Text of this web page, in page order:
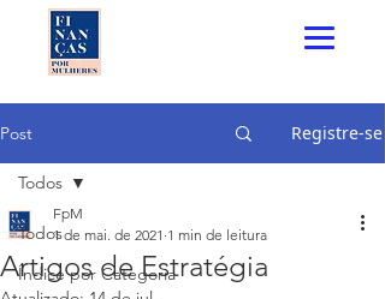
Post Registre-se
Todos
Índice por Categoria
Todos
Artigos de Estratégia
FpM
1 de mai. de 2021 1 min de leitura